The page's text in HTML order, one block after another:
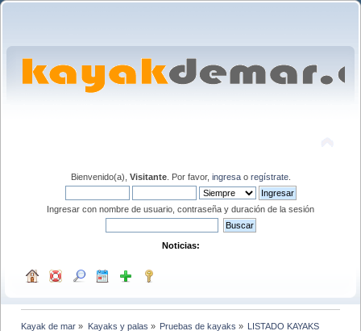
Bienvenido(a), Visitante. Por favor, ingresao regístrate.
Ingresar con nombre de usuario, contraseña y duración de la sesión
Noticias:
Kayak de mar » Kayaks y palas » Pruebas de kayaks » LISTADO KAYAKS